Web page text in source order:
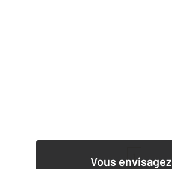
Vous envisagez